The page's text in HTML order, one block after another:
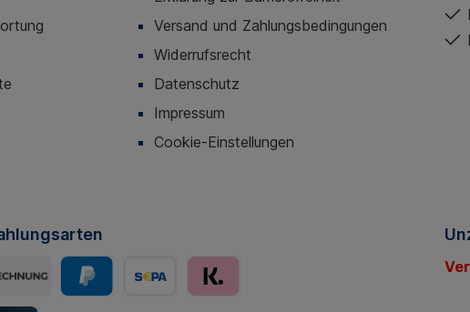
Versand und Zahlungsbedingungen
Widerrufsrecht
Datenschutz
Impressum
Cookie-Einstellungen